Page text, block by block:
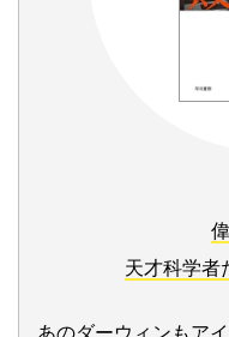
天才科学者
あのダーウィンもア